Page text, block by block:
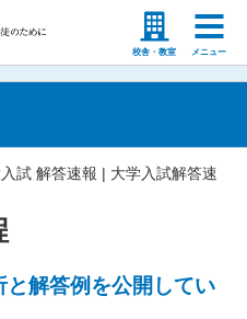
校舎・教室 メニュー
高等学校の先生
速報
試 解答速報 | 大学入試解答速
解答例を公開してい